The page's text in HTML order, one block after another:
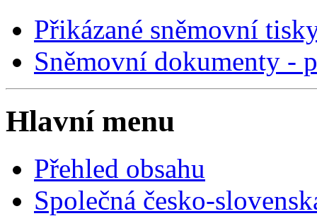
Přikázané sněmovní
Sněmovní dokumenty -
Hlavní menu
Přehled obsahu
Společná česko-